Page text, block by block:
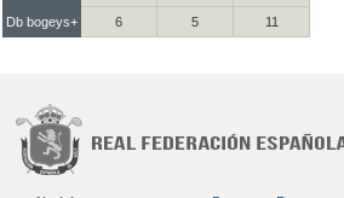
Db bogeys+ 6 5 11